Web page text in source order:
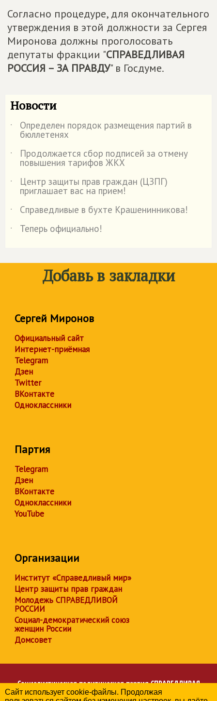
Согласно процедуре, для окончательного
утверждения в этой должности за Сергея
Миронова должны проголосовать
депутаты фракции "СПРАВЕДЛИВАЯ
РОССИЯ – ЗА ПРАВДУ" в Госдуме.
Новости
˙ Определен порядок размещения партий в
бюллетенях
˙
Продолжается сбор подписей за отмену
повышения тарифов ЖКХ
˙
Центр защиты прав граждан (ЦЗПГ)
приглашает вас на прием!
˙
Справедливые в бухте Крашенинникова!
˙
Теперь официально!
Добавь в закладки
Сергей Миронов
Официальный сайт
Интернет-приёмная
Telegram
Дзен
Twitter
ВКонтакте
Одноклассники
Партия
Telegram
Дзен
ВКонтакте
Одноклассники
YouTube
Организации
Институт «Справедливый мир»
Центр защиты прав граждан
Молодежь СПРАВЕДЛИВОЙ
РОССИИ
Социал-демократический союз
женщин России
Домсовет
Социалистическая политическая партияСПРАВЕДЛИВАЯ
РОССИЯ
Сайт использует cookie-файлы. Продолжая